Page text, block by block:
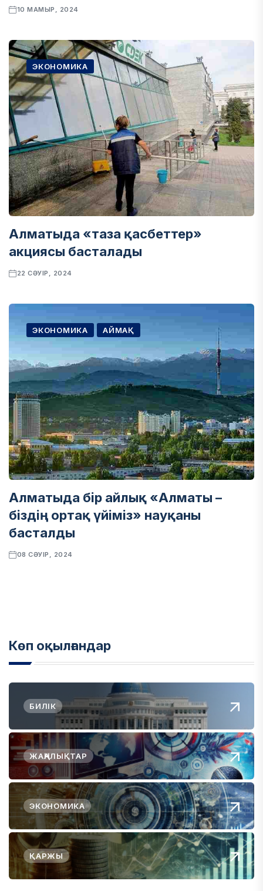
10 МАМЫР, 2024
ЭКОНОМИКА
Алматыда «таза қасбеттер»
акциясы басталады
22 СӘУІР, 2024
ЭКОНОМИКА АЙМАҚ
Алматыда бір айлық «Алматы –
біздің ортақ үйіміз» науқаны
басталды
08 СӘУІР, 2024
Көп оқылғандар
БИЛІК
ЖАҢАЛЫҚТАР
ЭКОНОМИКА
ҚАРЖЫ